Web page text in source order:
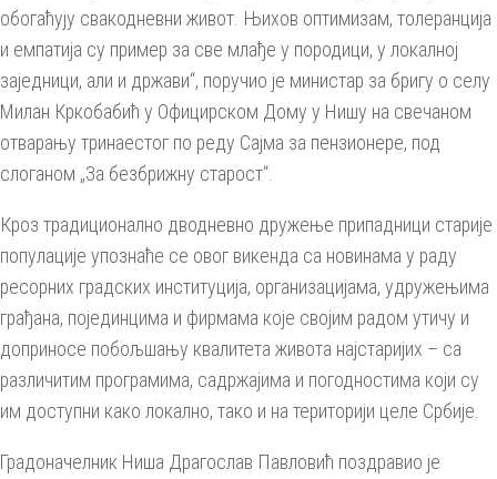
обогаћују свакодневни живот. Њихов оптимизам, толеранција
и емпатија су пример за све млађе у породици, у локалној
заједници, али и држави“, поручио је министар за бригу о селу
Милан Кркобабић у Официрском Дому у Нишу на свечаном
отварању тринаестог по реду Сајма за пензионере, под
слоганом „За безбрижну старост“.
Кроз традиционално дводневно дружење припадници старије
популације упознаће се овог викенда са новинама у раду
ресорних градских институција, организацијама, удружењима
грађана, појединцима и фирмама које својим радом утичу и
доприносе побољшању квалитета живота најстаријих – са
различитим програмима, садржајима и погодностима који су
им доступни како локално, тако и на територији целе Србије.
Градоначелник Ниша Драгослав Павловић поздравио је